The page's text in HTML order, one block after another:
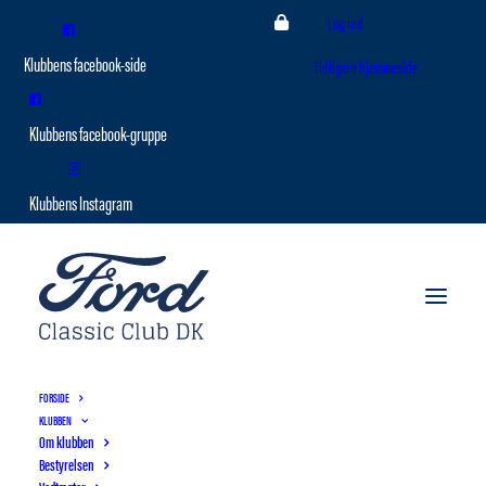
Log ind
Tidligere hjemmeside
FORSIDE
KLUBBEN
Om klubben
Bestyrelsen